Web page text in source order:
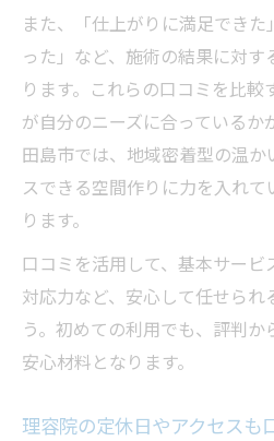
また、「仕上がりに満足でき
った」など、施術の結果に対
ります。これらの口コミを比
が自分のニーズに合っているか
田島市では、地域密着型の温
スできる空間作りに力を入れ
ります。
口コミを活用して、基本サー
対応力など、安心して任せられ
う。初めての利用でも、評判
安心材料となります。
理容院の定休日やアクセスも